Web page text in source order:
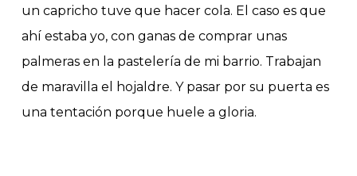
un capricho tuve que hacer cola. El caso es que
ahí estaba yo, con ganas de comprar unas
palmeras en la pastelería de mi barrio. Trabajan
de maravilla el hojaldre. Y pasar por su puerta es
una tentación porque huele a gloria.